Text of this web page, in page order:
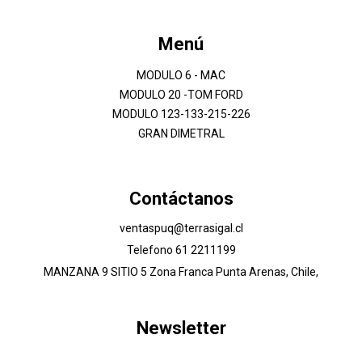
Menú
MODULO 6 - MAC
MODULO 20 -TOM FORD
MODULO 123-133-215-226
GRAN DIMETRAL
Contáctanos
ventaspuq@terrasigal.cl
Telefono 61 2211199
MANZANA 9 SITIO 5 Zona Franca Punta Arenas, Chile,
Newsletter